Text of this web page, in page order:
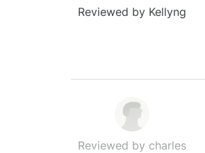
Reviewed by Kellyng
Reviewed by charles